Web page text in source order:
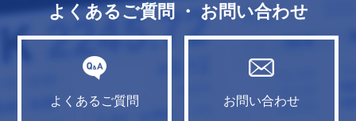
よくあるご質問 ・ お問い合わせ
よくあるご質問 お問い合わせ